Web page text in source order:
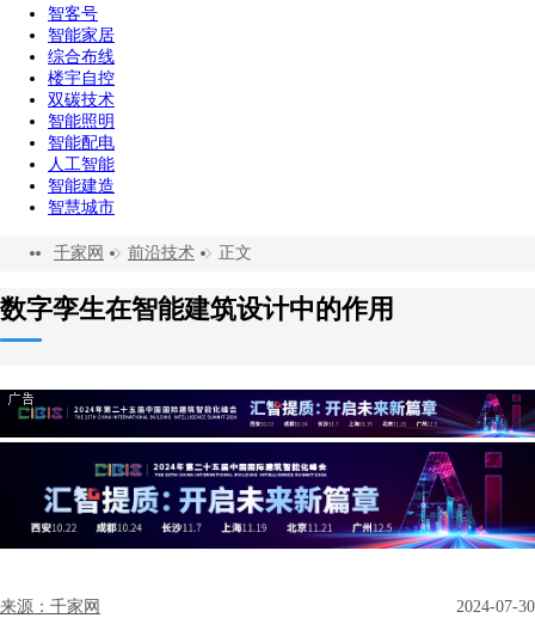
智客号
智能家居
综合布线
楼宇自控
双碳技术
智能照明
智能配电
人工智能
智能建造
智慧城市
千家网 前沿技术 正文
数字孪生在智能建筑设计中的作用
来源：千家网 2024-07-30